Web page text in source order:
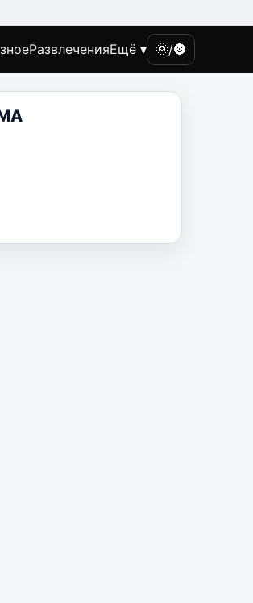
РазвлеченияЕщё ▾ 🌞/🌚